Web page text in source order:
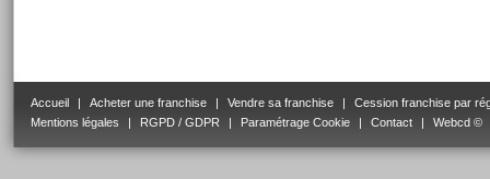
Accueil | Acheter une franchise | Vendre sa franchise |
Cession franchise par
Mentions légales
| RGPD / GDPR | Paramétrage Cookie | Contact | Webcd ©